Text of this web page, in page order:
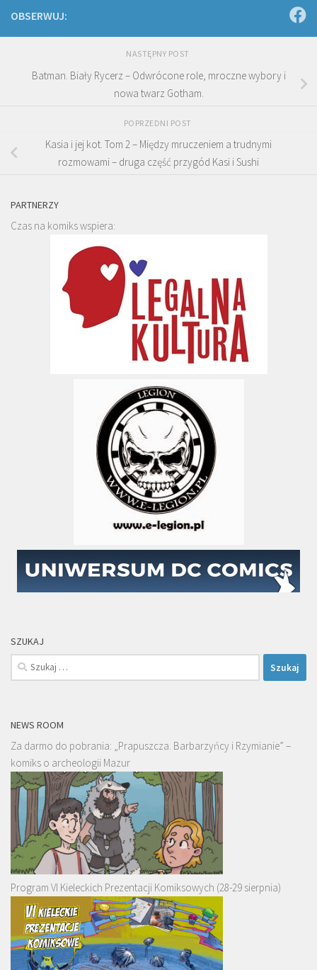
OBSERWUJ:
NASTĘPNY POST
Batman. Biały Rycerz – Odwrócone role, mroczne wybory i
nowa twarz Gotham.
POPRZEDNI POST
Kasia i jej kot. Tom 2 – Między mruczeniem a trudnymi
rozmowami – druga część przygód Kasi i Sushi
PARTNERZY
Czas na komiks wspiera:
SZUKAJ
Szukaj:
NEWS ROOM
Za darmo do pobrania: „Prapuszcza. Barbarzyńcy i Rzymianie” –
komiks o archeologii Mazur
Program VI Kieleckich Prezentacji Komiksowych (28-29 sierpnia)